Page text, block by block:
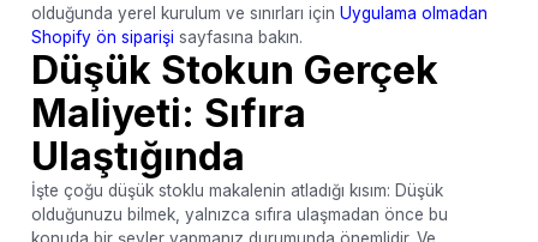
olduğunda yerel kurulum ve sınırları için Uygulama olmadan
Shopify ön siparişi sayfasına bakın.
Düşük Stokun Gerçek
Maliyeti: Sıfıra
Ulaştığında
İşte çoğu düşük stoklu makalenin atladığı kısım: Düşük
olduğunuzu bilmek, yalnızca sıfıra ulaşmadan önce bu